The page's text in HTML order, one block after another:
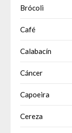
Brócoli
Café
Calabacín
Cáncer
Capoeira
Cereza